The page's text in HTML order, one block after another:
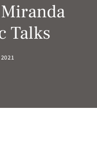
Talks